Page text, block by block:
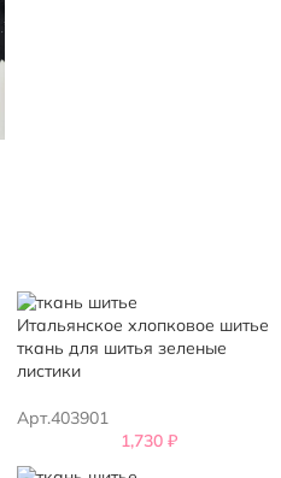
Итальянское хлопковое шитье
ткань для шитья зеленые
листики
Арт.403901
1,730 ₽